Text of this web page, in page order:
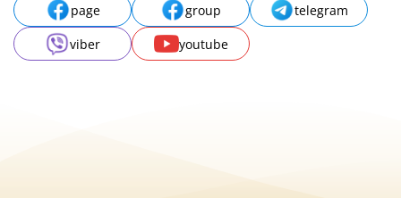
page group
telegram
viber
youtube